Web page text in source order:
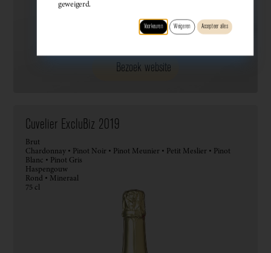
Bezoek website
Cuvelier ExcluBiz 2019
Brut
Chardonnay • Pinot Noir • Pinot Meunier • Petit Meslier • Pinot
Blanc • Pinot Gris
Haspengouw
Rond • Mineraal
75 cl
geweigerd.
Voorkeuren Weigeren Accepteer alles